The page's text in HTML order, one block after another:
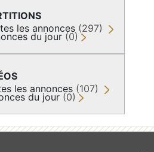
les annonces (297)
du jour (0)
les annonces (107)
du jour (0)